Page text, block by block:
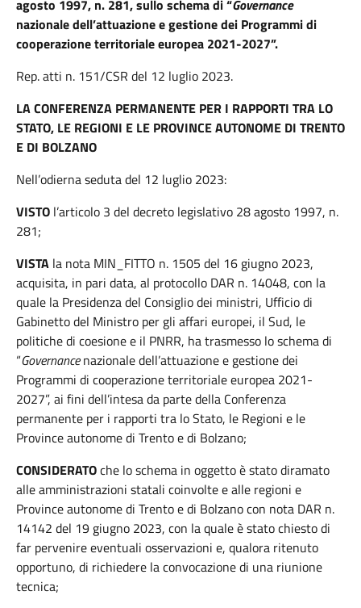
agosto 1997, n. 281, sullo schema di “Governance
nazionale dell’attuazione e gestione dei Programmi di
cooperazione territoriale europea 2021-2027”.
Rep. atti n. 151/CSR del 12 luglio 2023.
LA CONFERENZA PERMANENTE PER I RAPPORTI TRA LO
STATO, LE REGIONI E LE PROVINCE AUTONOME DI TRENTO
E DI BOLZANO
Nell’odierna seduta del 12 luglio 2023:
VISTO l’articolo 3 del decreto legislativo 28 agosto 1997, n.
281;
VISTA la nota MIN_FITTO n. 1505 del 16 giugno 2023,
acquisita, in pari data, al protocollo DAR n. 14048, con la
quale la Presidenza del Consiglio dei ministri, Ufficio di
Gabinetto del Ministro per gli affari europei, il Sud, le
politiche di coesione e il PNRR, ha trasmesso lo schema di
“Governancenazionale dell’attuazione e gestione dei
Programmi di cooperazione territoriale europea 2021-
2027”, ai fini dell’intesa da parte della Conferenza
permanente per i rapporti tra lo Stato, le Regioni e le
Province autonome di Trento e di Bolzano;
CONSIDERATOche lo schema in oggetto è stato diramato
alle amministrazioni statali coinvolte e alle regioni e
Province autonome di Trento e di Bolzano con nota DAR n.
14142 del 19 giugno 2023, con la quale è stato chiesto di
far pervenire eventuali osservazioni e, qualora ritenuto
opportuno, di richiedere la convocazione di una riunione
tecnica;